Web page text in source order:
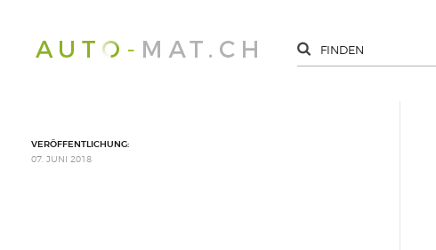
VERÖFFENTLICHUNG:
07. JUNI 2018